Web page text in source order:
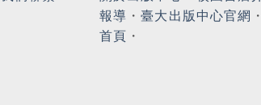
報導 ・臺大出版中心官網
首頁 ・